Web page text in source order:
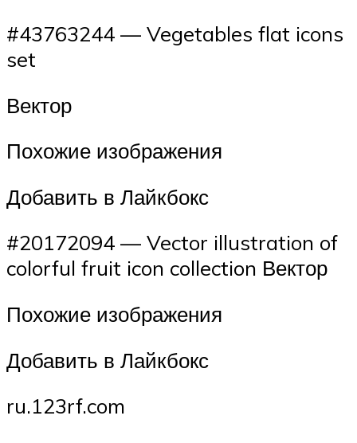
#43763244 — Vegetables flat icons
set
Вектор
Похожие изображения
Добавить в Лайкбокс
#20172094 — Vector illustration of
colorful fruit icon collection Вектор
Похожие изображения
Добавить в Лайкбокс
ru.123rf.com